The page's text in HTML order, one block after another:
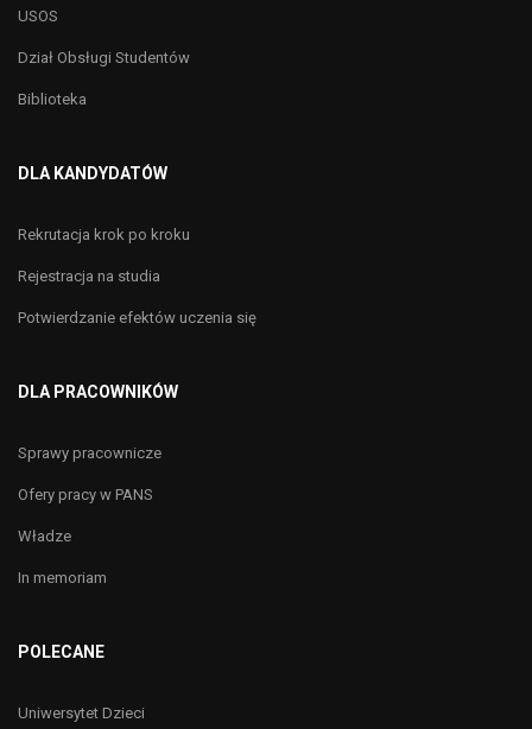
USOS
Dział Obsługi Studentów
Biblioteka
DLA KANDYDATÓW
Rekrutacja krok po kroku
Rejestracja na studia
Potwierdzanie efektów uczenia się
DLA PRACOWNIKÓW
Sprawy pracownicze
Ofery pracy w PANS
Władze
In memoriam
POLECANE
Uniwersytet Dzieci